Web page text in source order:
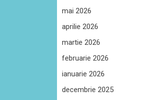
mai 2026
aprilie 2026
martie 2026
februarie 2026
ianuarie 2026
decembrie 2025